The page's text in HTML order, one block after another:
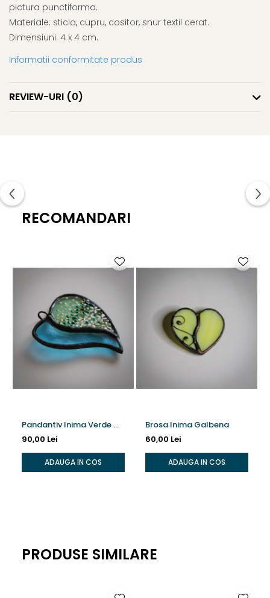
pictura punctiforma.
Materiale: sticla, cupru, cositor, snur textil cerat.
Dimensiuni: 4 x 4 cm.
Informatii conformitate produs
REVIEW-URI (0)
RECOMANDARI
Pandantiv Inima Verde &
Turcoaz
90,00 Lei
ADAUGA IN COS
Brosa Inima Galbena
60,00 Lei
ADAUGA IN COS
PRODUSE SIMILARE